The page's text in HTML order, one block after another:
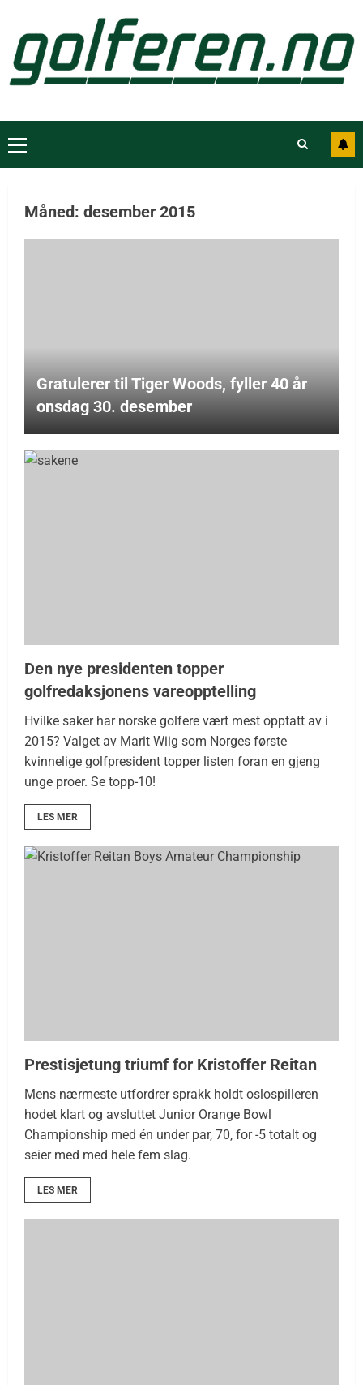
Måned: desember 2015
Gratulerer til Tiger Woods, fyller 40 år
onsdag 30. desember
Den nye presidenten topper
golfredaksjonens vareopptelling
Hvilke saker har norske golfere vært mest opptatt av i
2015? Valget av Marit Wiig som Norges første
kvinnelige golfpresident topper listen foran en gjeng
unge proer. Se topp-10!
LES MER
Prestisjetung triumf for Kristoffer Reitan
Mens nærmeste utfordrer sprakk holdt oslospilleren
hodet klart og avsluttet Junior Orange Bowl
Championship med én under par, 70, for -5 totalt og
seier med med hele fem slag.
LES MER